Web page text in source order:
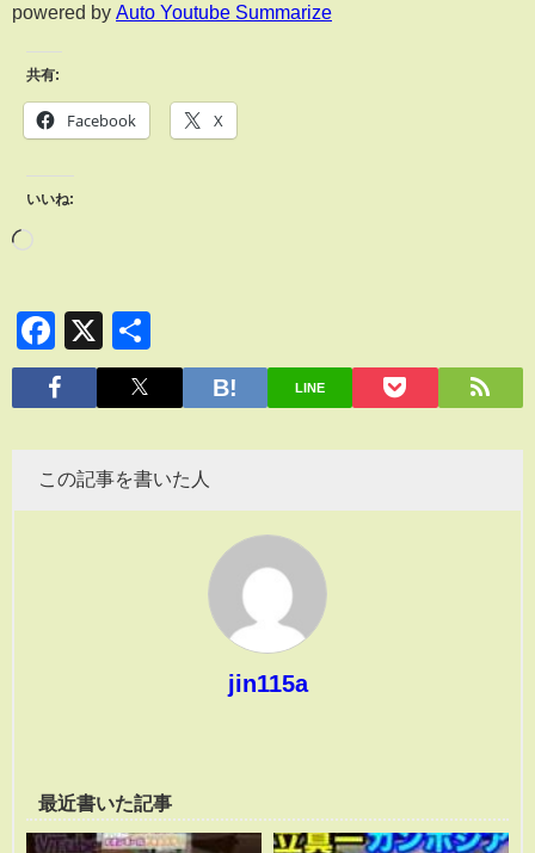
powered by Auto Youtube Summarize
共有:
Facebook X
いいね:
Facebook
X
有
LINE
この記事を書いた人
jin115a
最近書いた記事